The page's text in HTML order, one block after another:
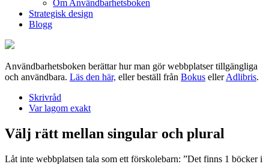
Om Användbarhetsboken
Strategisk design
Blogg
Användbarhetsboken berättar hur man gör webbplatser tillgängliga
och användbara. Läs den här, eller beställ från Bokus ellerAdlibris.
Skrivråd
Var lagom exakt
Välj rätt mellan singular och plural
Låt inte webbplatsen tala som ett förskolebarn: ”Det finns 1 böcker i